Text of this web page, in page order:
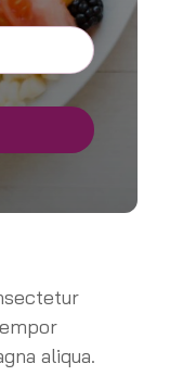
aliqua.